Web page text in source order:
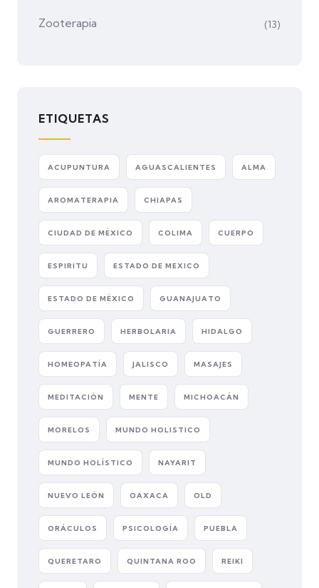
Zooterapia (13)
ETIQUETAS
ACUPUNTURA AGUASCALIENTES ALMA
AROMATERAPIA CHIAPAS
CIUDAD DE MÉXICO COLIMA CUERPO
ESPIRITU ESTADO DE MEXICO
ESTADO DE MÉXICO GUANAJUATO
GUERRERO HERBOLARIA HIDALGO
HOMEOPATÍA JALISCO MASAJES
MEDITACIÓN MENTE MICHOACÁN
MORELOS MUNDO HOLISTICO
MUNDO HOLÍSTICO NAYARIT
NUEVO LEÓN OAXACA OLD
ORÁCULOS PSICOLOGÍA PUEBLA
QUERETARO QUINTANA ROO REIKI